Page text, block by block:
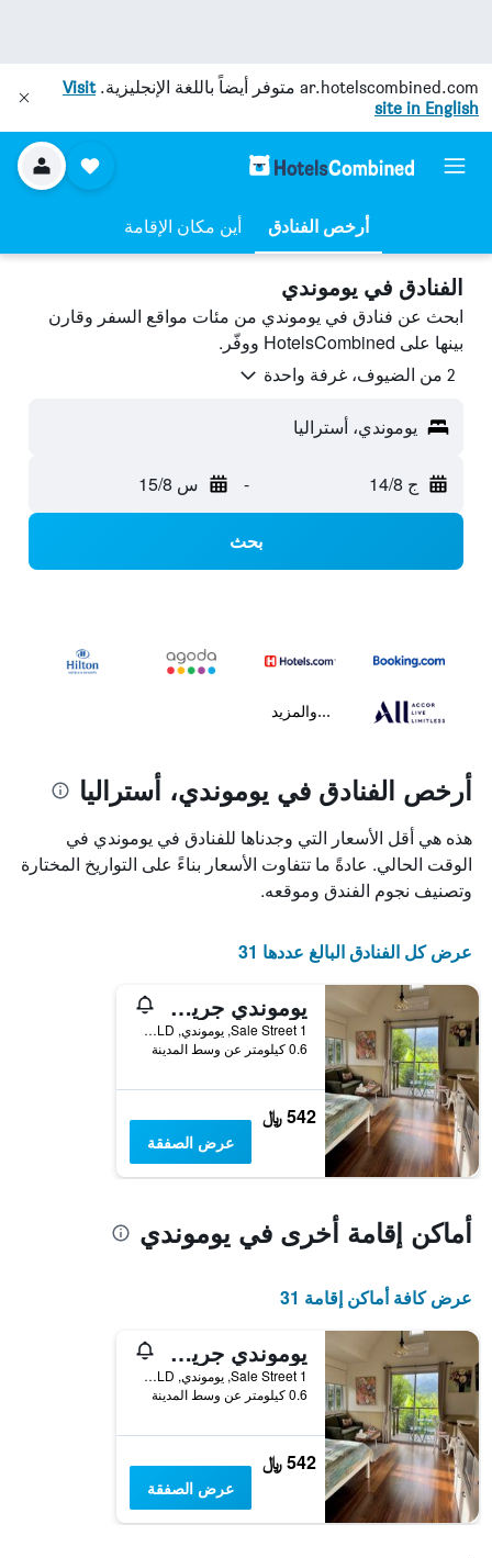
ar.hotelscombined.com متوفر أيضاً باللغة الإنجليزية.Visit
site in English
أرخص الفنادق أين مكان الإقامة
الفنادق في يوموندي
ابحث عن فنادق في يوموندي من مئات مواقع السفر وقارن
بينها على HotelsCombined ووفّر.
2 من الضيوف، غرفة واحدة
يوموندي، أستراليا
ج 14/8 - س 15/8
بحث
...والمزيد
أرخص الفنادق في يوموندي، أستراليا
هذه هي أقل الأسعار التي وجدناها للفنادق في يوموندي في
الوقت الحالي. عادةً ما تتفاوت الأسعار بناءً على التواريخ المختارة
وتصنيف نجوم الفندق وموقعه.
عرض كل الفنادق البالغ عددها 31
يوموندي جريدلي هومستيد بي آند بي
1 Sale Street, يوموندي, QLD, أستراليا
0.6 كيلومتر عن وسط المدينة
542 ﷼
عرض الصفقة
أماكن إقامة أخرى في يوموندي
عرض كافة أماكن إقامة 31
يوموندي جريدلي هومستيد بي آند بي
1 Sale Street, يوموندي, QLD, أستراليا
0.6 كيلومتر عن وسط المدينة
542 ﷼
عرض الصفقة